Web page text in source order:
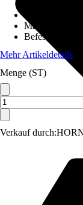
Verkauf durch:
Maße (LxBxH)
Befestigungsart
Mehr Artikeldetails
Menge (ST)